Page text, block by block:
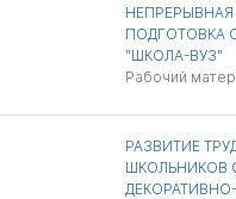
ПОДГОТОВКА
"ШКОЛА-ВУЗ"
Рабочий
РАЗВИТИЕ
ШКОЛЬНИКОВ